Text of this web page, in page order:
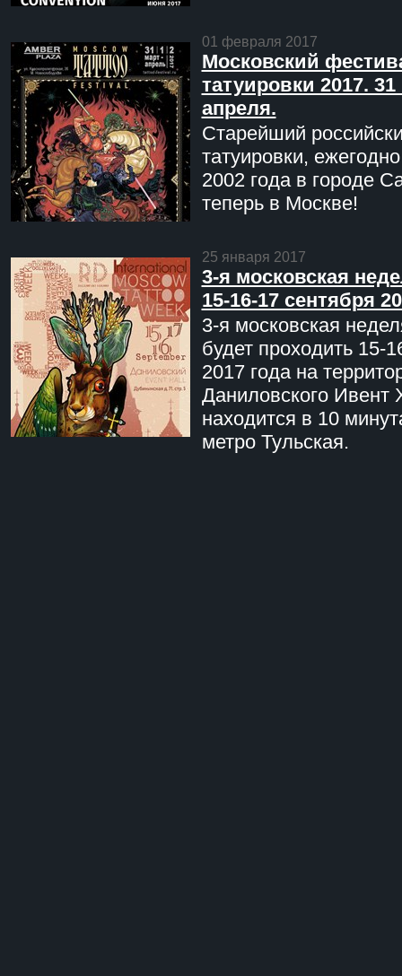
01 февраля 2017
Московский
татуировки 2017. 31
апреля.
Старейший
татуировки,
2002 года в городе
теперь в Москве!
25 января 2017
3-я московская
15-16-17 сентября
3-я московская
будет проходить 15-
2017 года на
Даниловского Ивент
находится в 10
метро Тульская.